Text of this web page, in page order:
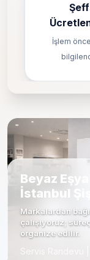
İşlem
Beyaz
İstanbul
Markalardan
çalışıyoruz;
organize edilir.
Servis